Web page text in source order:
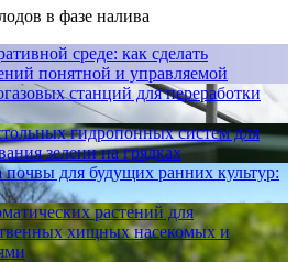
в фазе налива
среде: как сделать
понятной и управляемой
станций для переработки
гидропонных систем для
зелени на грядках
почвы для будущих ранних культур:
растений для
хищных насекомых и